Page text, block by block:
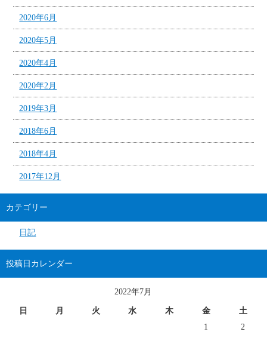
2020年6月
2020年5月
2020年4月
2020年2月
2019年3月
2018年6月
2018年4月
2017年12月
カテゴリー
日記
投稿日カレンダー
2022年7月
日 月 火 水 木 金
土
1
2